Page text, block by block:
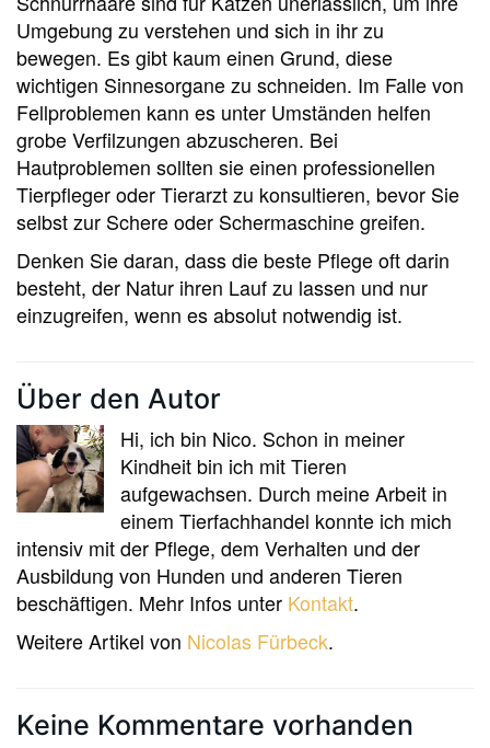
Umgebung zu verstehen und sich in ihr zu
bewegen. Es gibt kaum einen Grund, diese
wichtigen Sinnesorgane zu schneiden. Im Falle von
Fellproblemen kann es unter Umständen helfen
grobe Verfilzungen abzuscheren. Bei
Hautproblemen sollten sie einen professionellen
Tierpfleger oder Tierarzt zu konsultieren, bevor Sie
selbst zur Schere oder Schermaschine greifen.
Denken Sie daran, dass die beste Pflege oft darin
besteht, der Natur ihren Lauf zu lassen und nur
einzugreifen, wenn es absolut notwendig ist.
Über den Autor
Hi, ich bin Nico. Schon in meiner
Kindheit bin ich mit Tieren
aufgewachsen. Durch meine Arbeit in
einem Tierfachhandel konnte ich mich
intensiv mit der Pflege, dem Verhalten und der
Ausbildung von Hunden und anderen Tieren
beschäftigen. Mehr Infos unter Kontakt.
Weitere Artikel von Nicolas Fürbeck.
Keine Kommentare vorhanden